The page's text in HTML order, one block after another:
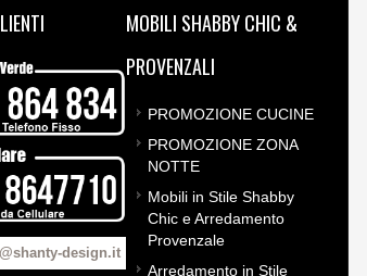
design.it
MOBILI SHABBY CHIC &
PROVENZALI
PROMOZIONE CUCINE
PROMOZIONE ZONA
NOTTE
Mobili in Stile Shabby
Chic e Arredamento
Provenzale
Arredamento in Stile